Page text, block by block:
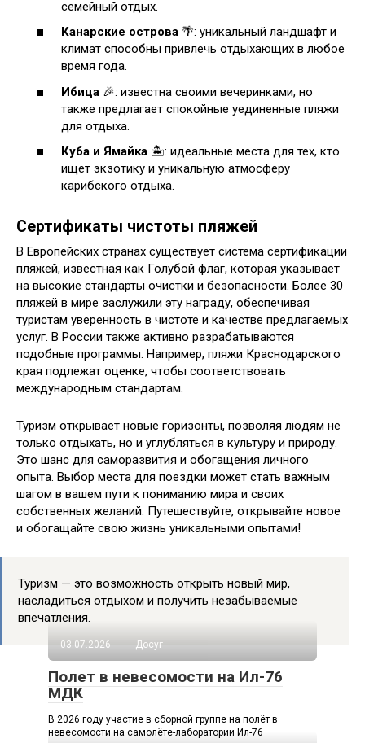
семейный отдых.
Канарские острова 🌴: уникальный ландшафт и
климат способны привлечь отдыхающих в любое
время года.
Ибица 🎉: известна своими вечеринками, но
также предлагает спокойные уединенные пляжи
для отдыха.
Куба и Ямайка 🏝️: идеальные места для тех, кто
ищет экзотику и уникальную атмосферу
карибского отдыха.
Сертификаты чистоты пляжей
В Европейских странах существует система сертификации
пляжей, известная как Голубой флаг, которая указывает
на высокие стандарты очистки и безопасности. Более 30
пляжей в мире заслужили эту награду, обеспечивая
туристам уверенность в чистоте и качестве предлагаемых
услуг. В России также активно разрабатываются
подобные программы. Например, пляжи Краснодарского
края подлежат оценке, чтобы соответствовать
международным стандартам.
Туризм открывает новые горизонты, позволяя людям не
только отдыхать, но и углубляться в культуру и природу.
Это шанс для саморазвития и обогащения личного
опыта. Выбор места для поездки может стать важным
шагом в вашем пути к пониманию мира и своих
собственных желаний. Путешествуйте, открывайте новое
и обогащайте свою жизнь уникальными опытами!
Туризм — это возможность открыть новый мир,
насладиться отдыхом и получить незабываемые
впечатления.
03.07.2026 Досуг
Полет в невесомости на Ил-76
МДК
В 2026 году участие в сборной группе на полёт в
невесомости на самолёте-лаборатории Ил-76